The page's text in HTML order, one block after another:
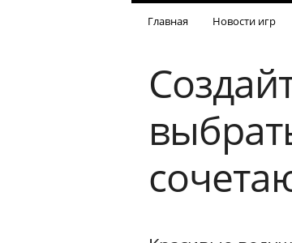
Главная Новости игр